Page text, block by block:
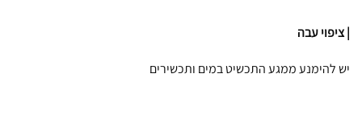
| ציפוי עבה
יש להימנע ממגע התכשיט במים ותכשירים